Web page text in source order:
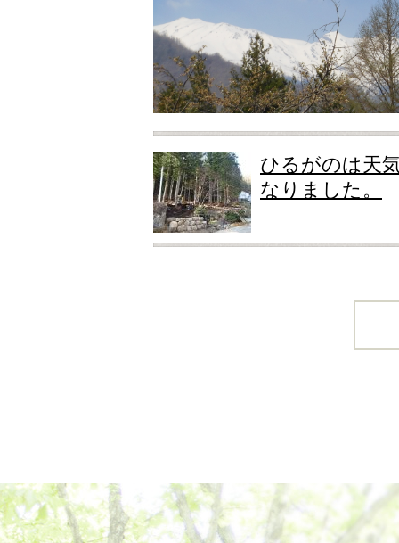
ひるがのは天
なりました。